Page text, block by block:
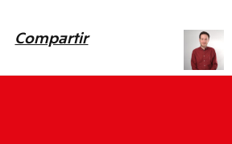
Compartir